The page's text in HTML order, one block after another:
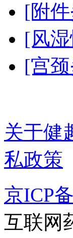
[附
[风
[宫
关于健
私政策
京ICP
互联网